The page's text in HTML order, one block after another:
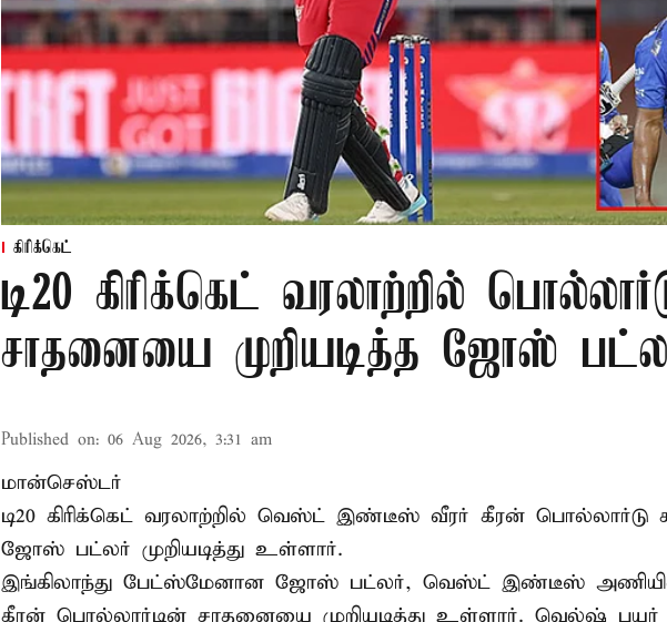
கிரிக்கெட்
டி20 கிரிக்கெட் வரலாற்றில்
சாதனையை முறியடித்த ஜோஸ்
Published on: 06 Aug 2026, 3:31 am
மான்செஸ்டர்
டி20 கிரிக்கெட் வரலாற்றில் வெஸ்ட் இண்டீஸ் வீரர் கீரன்
ஜோஸ் பட்லர் முறியடித்து உள்ளார்.
இங்கிலாந்து பேட்ஸ்மேனான ஜோஸ் பட்லர், வெஸ்ட் இண்டீஸ் அணியின்
கீரன் பொல்லார்டின் சாதனையை முறியடித்து உள்ளார். வெல்ஷ் பயர்